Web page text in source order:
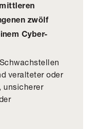
zwölf
Cyber-
veralteter oder
unsicherer